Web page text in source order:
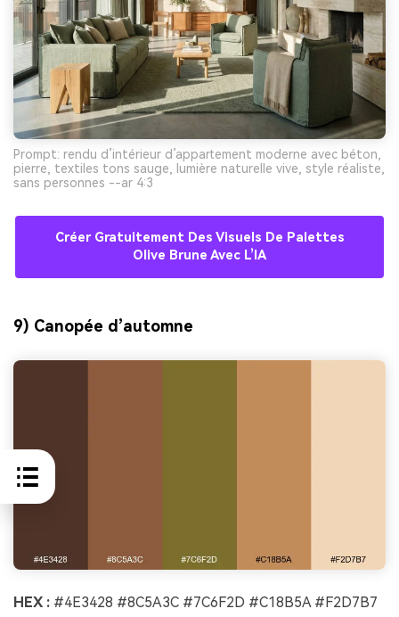
Prompt: rendu d’intérieur d’appartement moderne avec béton,
pierre, textiles tons sauge, lumière naturelle vive, style réaliste,
sans personnes --ar 4:3
Créer Gratuitement Des Visuels De Palettes
Olive Brune Avec L’IA
9) Canopée d’automne
HEX : #4E3428 #8C5A3C #7C6F2D #C18B5A #F2D7B7